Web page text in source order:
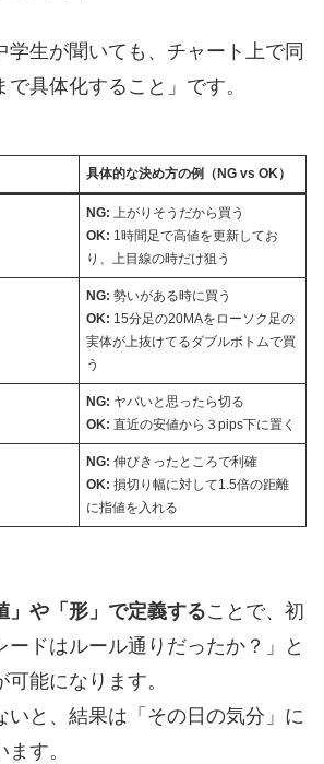
学生が聞いても、チャート上で同
で具体化すること」です。
具体的な決め方の例（NG vs OK）
NG: 上がりそうだから買う
OK: 1時間足で高値を更新してお
り、上目線の時だけ狙う
NG: 勢いがある時に買う
OK: 15分足の20MAをローソク足の
実体が上抜けてるダブルボトムで買
う
NG: ヤバいと思ったら切る
OK: 直近の安値から３pips下に置く
NG: 伸びきったところで利確
OK: 損切り幅に対して1.5倍の距離
に指値を入れる
」や「形」で定義することで、初
ードはルール通りだったか？」と
能になります。
いと、結果は「その日の気分」に
す。